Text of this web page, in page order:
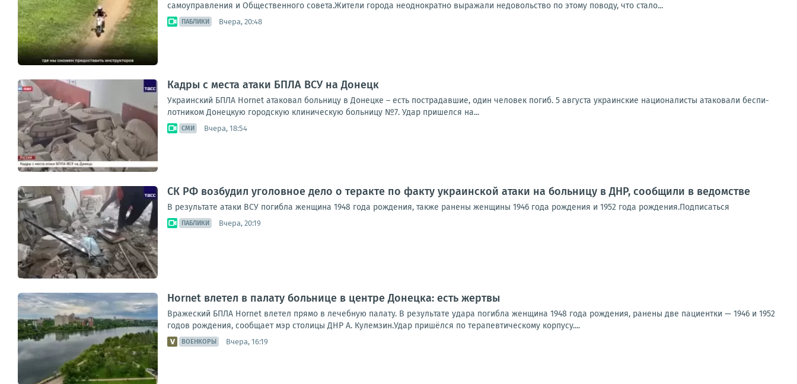
самоуправления и Общественного совета.Жители города неоднократно выражали недовольство по этому поводу, что стало...
ПАБЛИКИ Вчера, 20:48
Кадры с места атаки БПЛА ВСУ на Донецк
Укра­ин­ский БПЛА Hornet ата­ко­вал боль­ни­цу в Донец­ке – есть постра­дав­шие, один чело­век погиб. 5 авгу­ста укра­ин­ские наци­о­на­ли­сты ата­ко­ва­ли бес­пи­
лот­ни­ком Донец­кую город­скую кли­ни­че­скую боль­ни­цу №7. Удар при­шел­ся на...
СМИ Вчера, 18:54
СК РФ возбудил уголовное дело о теракте по факту украинской атаки на больницу в ДНР, сообщили в ведомстве
В результате атаки ВСУ погибла женщина 1948 года рождения, также ранены женщины 1946 года рождения и 1952 года рождения.Подписаться
ПАБЛИКИ Вчера, 20:19
Hornet влетел в палату больнице в центре Донецка: есть жертвы
Вражеский БПЛА Hornet влетел прямо в лечебную палату. В результате удара погибла женщина 1948 года рождения, ранены две пациентки — 1946 и 1952
годов рождения, сообщает мэр столицы ДНР А. Кулемзин.Удар пришёлся по терапевтическому корпусу....
ВОЕНКОРЫ Вчера, 16:19